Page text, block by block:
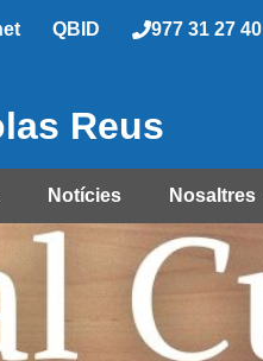
QBID 977 31 27 40
Reus
Notícies Nosaltres